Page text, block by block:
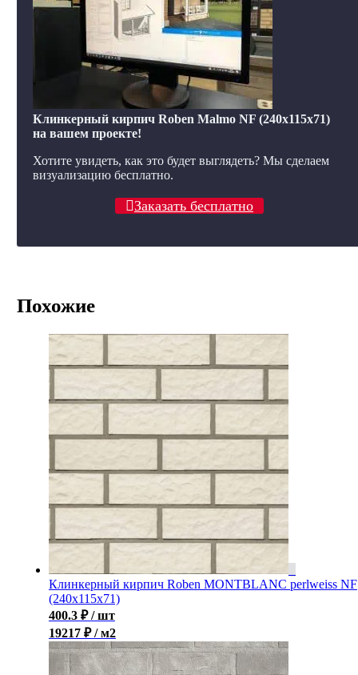
Клинкерный кирпич Roben Malmo NF (240x115x71)
на вашем проекте!
Хотите увидеть, как это будет выглядеть? Мы сделаем
визуализацию бесплатно.
Заказать бесплатно
Похожие
Клинкерный кирпич Roben MONTBLANC perlweiss NF
(240x115x71)
400.3 ₽ / шт
19217 ₽ / м2